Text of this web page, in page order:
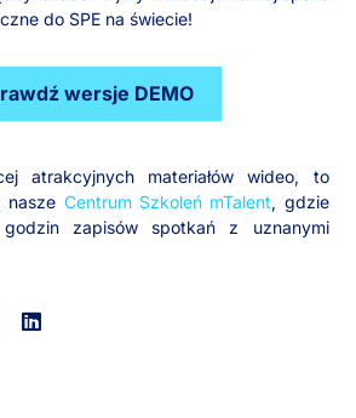
do SPE na świecie!
wersje DEMO
atrakcyjnych materiałów wideo, to
nasze Centrum Szkoleń mTalent, gdzie
zapisów spotkań z uznanymi